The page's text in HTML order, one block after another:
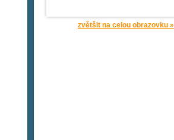
zvětšit na celou obrazovku »